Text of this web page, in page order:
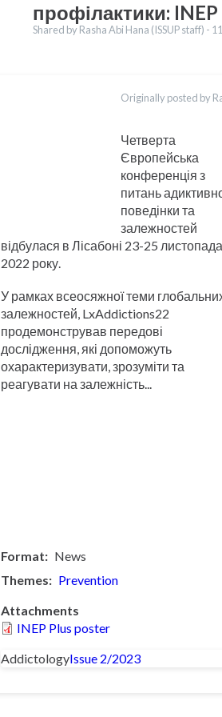
профілактики: INEP
Shared by Rasha Abi Hana (ISSUP staff) -
Originally posted by
Четверта
Європейська
конференція з
питань
поведінки та
залежностей
відбулася в Лісабоні 23-25 листопада
2022 року.
У рамках всеосяжної теми
залежностей, LxAddictions22
продемонстрував передові
дослідження, які допоможуть
охарактеризувати, зрозуміти та
реагувати на залежність...
Format
News
Themes
Prevention
Attachments
INEP Plus poster
AddictologyIssue 2/2023